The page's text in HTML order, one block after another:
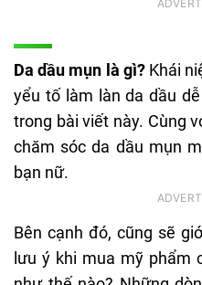
Da dầu mụn là gì?Khái
yểu tố làm làn da dầu
trong bài viết này. Cùng
chăm sóc da dầu mụn
bạn nữ.
Bên cạnh đó, cũng sẽ
lưu ý khi mua mỹ phẩm